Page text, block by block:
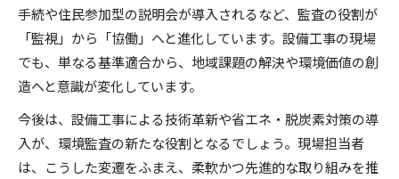
手続や住民参加型の説明会が導入されるなど、監査の役割が
「監視」から「協働」へと進化しています。設備工事の現場
でも、単なる基準適合から、地域課題の解決や環境価値の創
造へと意識が変化しています。
今後は、設備工事による技術革新や省エネ・脱炭素対策の導
入が、環境監査の新たな役割となるでしょう。現場担当者
は、こうした変遷をふまえ、柔軟かつ先進的な取り組みを推